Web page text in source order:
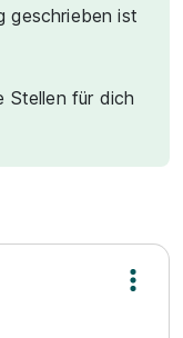
geschrieben ist
Stellen für dich